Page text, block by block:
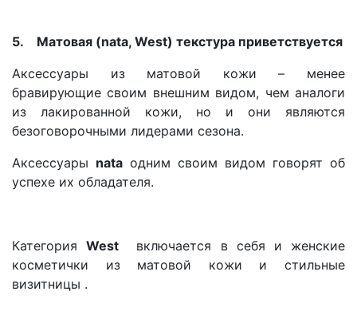
5. Матовая (nata, West) текстура приветствуется
Аксессуары из матовой кожи – менее
бравирующие своим внешним видом, чем аналоги
из лакированной кожи, но и они являются
безоговорочными лидерами сезона.
Аксессуары nata одним своим видом говорят об
успехе их обладателя.
КатегорияWest включается в себя и женские
косметички из матовой кожи и стильные
визитницы .